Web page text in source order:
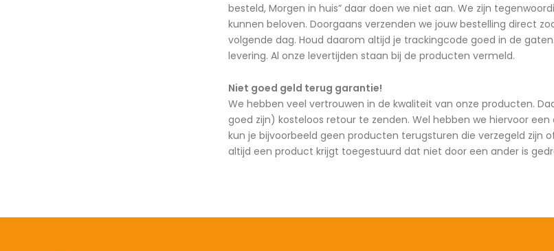
besteld, Morgen in huis” daar doen we niet aan. We zijn
kunnen beloven. Doorgaans verzenden we jouw bestelling direct
volgende dag. Houd daarom altijd je trackingcode goed in de
levering. Al onze levertijden staan bij de producten vermeld.
Niet goed geld terug garantie!
We hebben veel vertrouwen in de kwaliteit van onze producten.
goed zijn) kosteloos retour te zenden. Wel hebben we hiervoor
kun je bijvoorbeeld geen producten terugsturen die verzegeld
altijd een product krijgt toegestuurd dat niet door een ander is